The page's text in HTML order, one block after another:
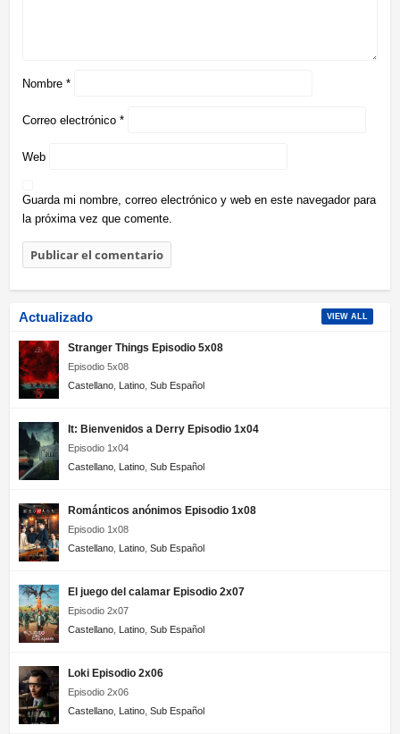
Nombre *
Correo electrónico *
Web
Guarda mi nombre, correo electrónico y web en este navegador para
la próxima vez que comente.
Actualizado VIEW ALL
Stranger Things Episodio 5x08
Episodio 5x08
Castellano Latino Sub Español
It: Bienvenidos a Derry Episodio 1x04
Episodio 1x04
Castellano Latino Sub Español
Románticos anónimos Episodio 1x08
Episodio 1x08
Castellano Latino Sub Español
El juego del calamar Episodio 2x07
Episodio 2x07
Castellano Latino Sub Español
Loki Episodio 2x06
Episodio 2x06
Castellano Latino Sub Español